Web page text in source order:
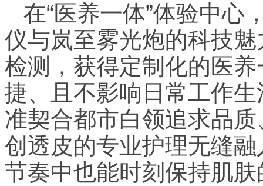
在“医养一体”体验中心
仪与岚至雾光炮的科技
检测，获得定制化的医
捷、且不影响日常工作生
准契合都市白领追求品
创透皮的专业护理无缝
节奏中也能时刻保持肌